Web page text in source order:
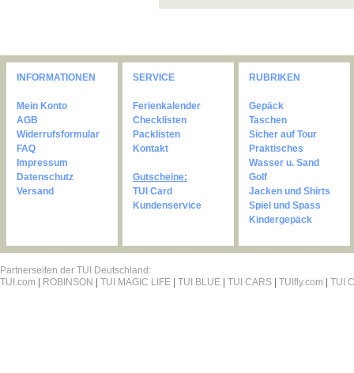
INFORMATIONEN
Mein Konto
AGB
Widerrufsformular
FAQ
Impressum
Datenschutz
Versand
SERVICE
Ferienkalender
Checklisten
Packlisten
Kontakt
Gutscheine:
TUI Card
Kundenservice
RUBRIKEN
Gepäck
Taschen
Sicher auf Tour
Praktisches
Wasser u. Sand
Golf
Jacken und Shirts
Spiel und Spass
Kindergepäck
Partnerseiten der TUI Deutschland:
TUI.com
ROBINSON TUI MAGIC LIFE TUI BLUE TUI CARS TUIfly.com TUI